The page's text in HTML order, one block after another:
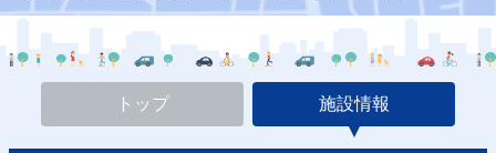
トップ 施設情報